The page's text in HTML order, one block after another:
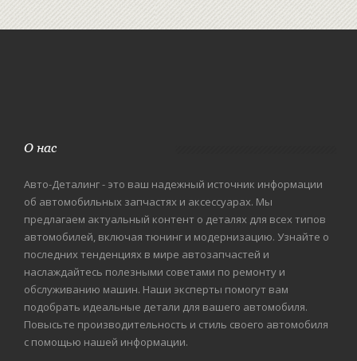
О нас
Авто-Деталинг - это ваш надежный источник информации
об автомобильных запчастях и аксессуарах. Мы
предлагаем актуальный контент о деталях для всех типов
автомобилей, включая тюнинг и модернизацию. Узнайте о
последних тенденциях в мире автозапчастей и
наслаждайтесь полезными советами по ремонту и
обслуживанию машин. Наши эксперты помогут вам
подобрать идеальные детали для вашего автомобиля.
Повысьте производительность и стиль своего автомобиля
с помощью нашей информации.